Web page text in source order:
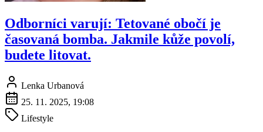
Odborníci varují: Tetované obočí je
časovaná bomba. Jakmile kůže povolí,
budete litovat.
Lenka Urbanová
25. 11. 2025, 19:08
Lifestyle